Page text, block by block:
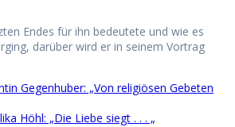
Endes für ihn bedeutete und wie es
darüber wird er in seinem Vortrag
Gegenhuber: „Von religiösen Gebeten
Höhl: „Die Liebe siegt . . . „